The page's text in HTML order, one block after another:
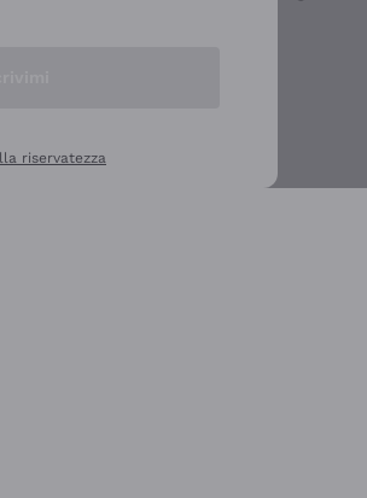
riservatezza